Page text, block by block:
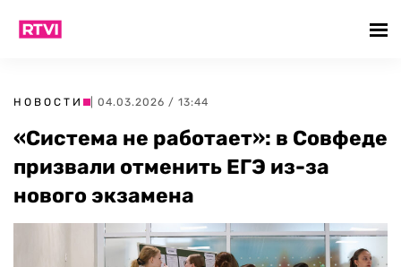
НОВОСТИ | 04.03.2026 / 13:44
«Система не работает»: в Совфеде
призвали отменить ЕГЭ из-за
нового экзамена